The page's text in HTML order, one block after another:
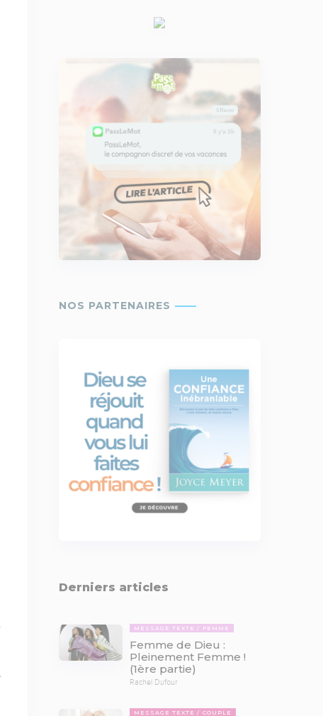
Derniers articles
MESSAGE TEXTE FEMME
Femme de Dieu :
Pleinement Femme !
(1ère partie)
Rachel Dufour
MESSAGE TEXTE COUPLE